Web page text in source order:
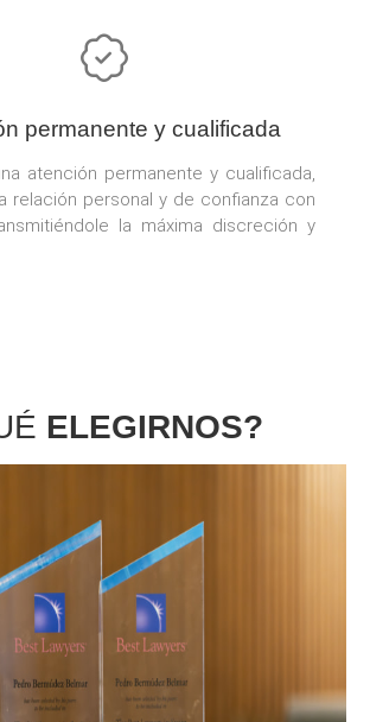
permanente y cualificada
atención permanente y cualificada,
relación personal y de confianza con
la máxima discreción y
ELEGIRNOS?